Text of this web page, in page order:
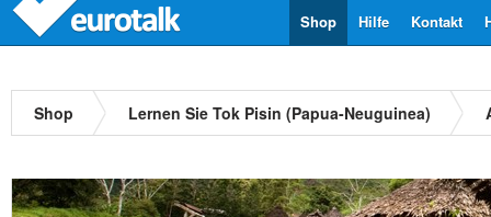
Kontakt
Hilfe
Shop
Shop Lernen Sie Tok Pisin (Papua-Neuguinea)